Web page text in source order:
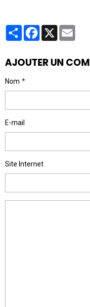
PartagerFacebook
X
AJOUTER UN
Nom
E-mail
Site Internet